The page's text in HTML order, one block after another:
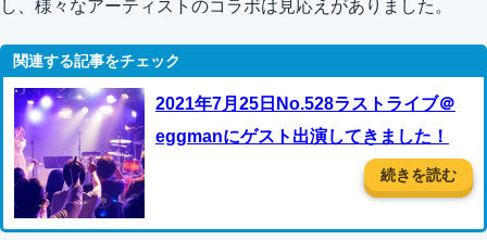
し、様々なアーティストのコラボは見応えがありました。
2021年7月25日No.528ラストライブ＠
eggmanにゲスト出演してきました！
続きを読む